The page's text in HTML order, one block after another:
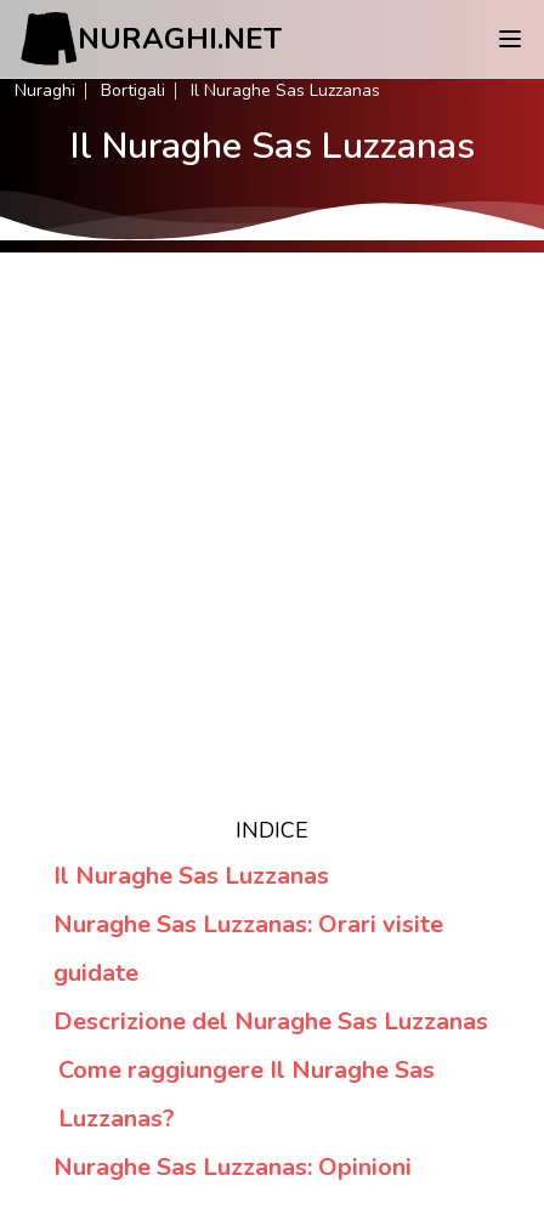
NURAGHI.NET
Nuraghi Bortigali Il Nuraghe Sas Luzzanas
Il Nuraghe Sas Luzzanas
INDICE
Il Nuraghe Sas Luzzanas
Nuraghe Sas Luzzanas: Orari visite
guidate
Descrizione del Nuraghe Sas Luzzanas
Come raggiungere Il Nuraghe Sas
Luzzanas?
Nuraghe Sas Luzzanas: Opinioni